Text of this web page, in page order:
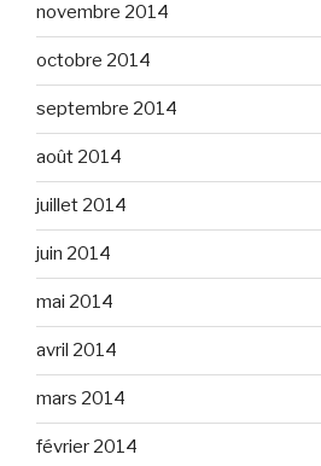
novembre 2014
octobre 2014
septembre 2014
août 2014
juillet 2014
juin 2014
mai 2014
avril 2014
mars 2014
février 2014